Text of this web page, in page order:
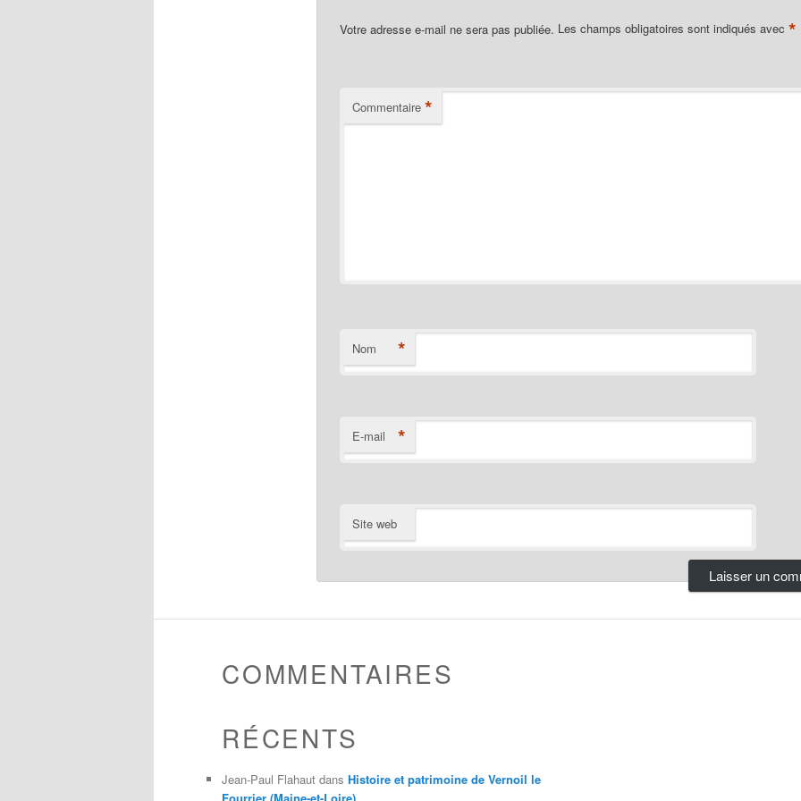
Votre adresse e-mail ne sera pas publiée. Les champs obligatoires sont indiqués avec *
Commentaire *
Nom *
E-mail *
Site web
COMMENTAIRES
RÉCENTS
Jean-Paul Flahaut dans Histoire et patrimoine de Vernoil le